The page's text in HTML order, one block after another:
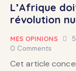
L’Afrique
révolution
MES OPINIONS
0 Comments
Cet article